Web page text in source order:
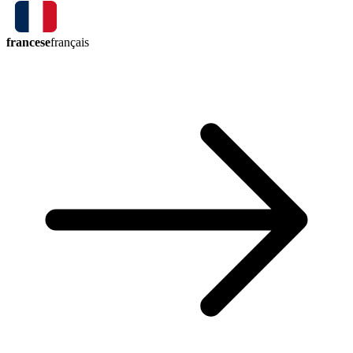
francesefrançais